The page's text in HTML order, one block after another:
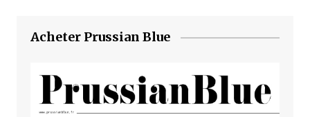
Acheter Prussian Blue